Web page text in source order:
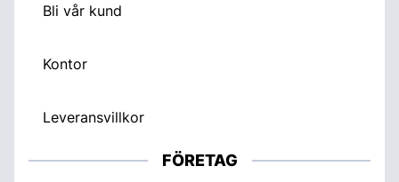
Bli vår kund
Kontor
Leveransvillkor
FÖRETAG